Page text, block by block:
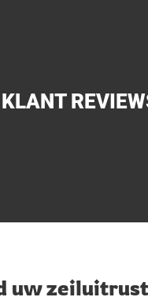
KLANT
uw